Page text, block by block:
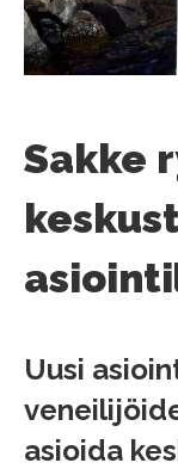
Sakke
Uusi
asioida